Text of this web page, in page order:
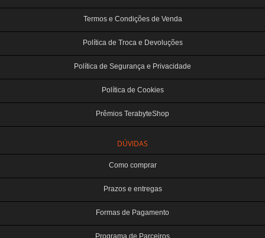
Termos e Condições de Venda
Política de Troca e Devoluções
Política de Segurança e Privacidade
Política de Cookies
Prêmios TerabyteShop
DÚVIDAS
Como comprar
Prazos e entregas
Formas de Pagamento
Programa de Parceiros